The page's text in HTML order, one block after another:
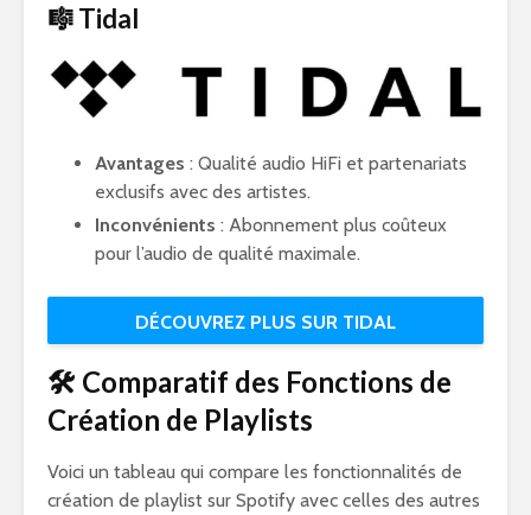
🎼 Tidal
Avantages : Qualité audio HiFi et partenariats
exclusifs avec des artistes.
Inconvénients : Abonnement plus coûteux
pour l’audio de qualité maximale.
DÉCOUVREZ PLUS SUR TIDAL
🛠️ Comparatif des Fonctions de
Création de Playlists
Voici un tableau qui compare les fonctionnalités de
création de playlist sur Spotify avec celles des autres